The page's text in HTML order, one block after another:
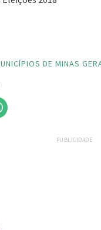
DE MINAS
PUBLICIDADE